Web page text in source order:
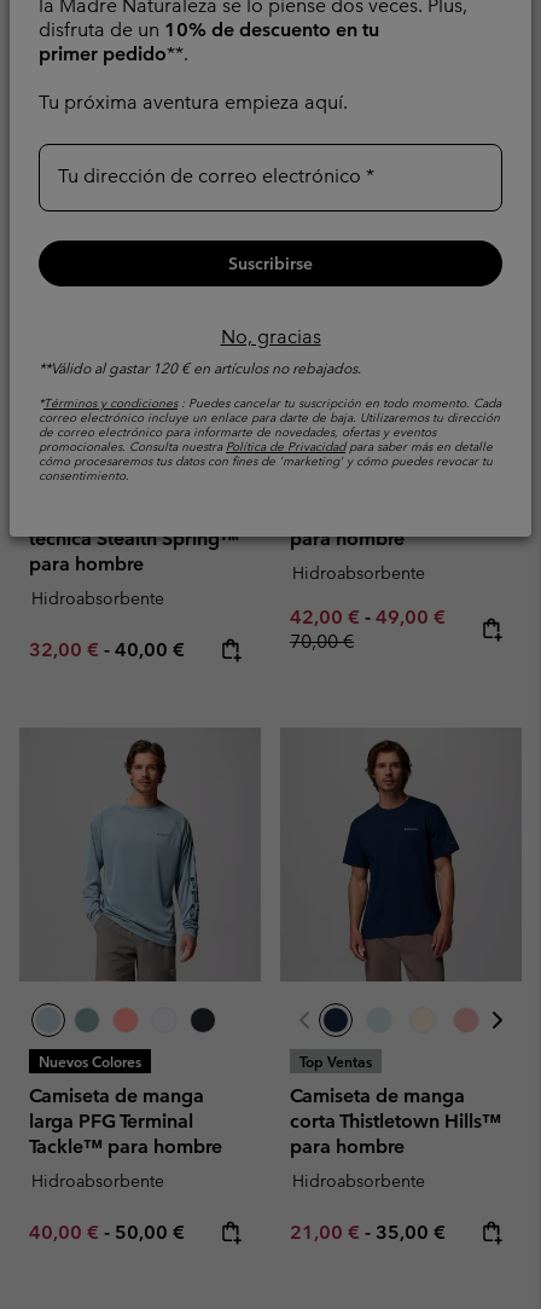
la Madre Naturaleza se lo piense dos veces. Plus,
disfruta de un 10% de descuento en tu
primer pedido**.
Tu próxima aventura empieza aquí.
Tu dirección de correo electrónico
Suscribirse
No, gracias
**Válido al gastar 120 € en artículos no rebajados.
*Términos y condiciones: Puedes cancelar tu suscripción en todo momento. Cada
correo electrónico incluye un enlace para darte de baja. Utilizaremos tu dirección
de correo electrónico para informarte de novedades, ofertas y eventos
promocionales. Consulta nuestra Política de Privacidadpara saber más en detalle
cómo procesaremos tus datos con fines de 'marketing' y cómo puedes revocar tu
consentimiento.
Refrigerante
Sale price:
64,00 € Regular price:
80,00 €
hombre
Refrigerante
55,00 €
técnica Stealth Spring™
para hombre
Hidroabsorbente
Minimum sale price:
32,00 € - Maximum price:
40,00 €
para hombre
Hidroabsorbente
Minimum sale price:
42,00 € - Maximum sale
49,00 € Regular
70,00 €
Nuevos Colores
Camiseta de manga
larga PFG Terminal
Tackle™ para hombre
Hidroabsorbente
Minimum sale price:
40,00 € - Maximum price:
50,00 €
Top Ventas
Camiseta de manga
corta Thistletown Hills™
para hombre
Hidroabsorbente
Minimum sale price:
21,00 € - Maximum price:
35,00 €